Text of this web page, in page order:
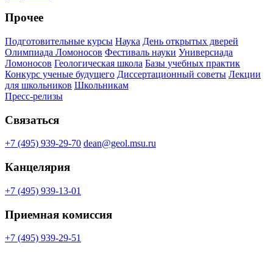
Прочее
Подготовительные курсы Наука День открытых дверей
Олимпиада Ломоносов Фестиваль науки Универсиада
Ломоносов Геологическая школа Базы учебных практик
Конкурс ученые будущего Диссертационный советы Лекции
для школьников Школьникам
Пресс-релизы
Связаться
+7 (495) 939-29-70 dean@geol.msu.ru
Канцелярия
+7 (495) 939-13-01
Приемная комиссия
+7 (495) 939-29-51